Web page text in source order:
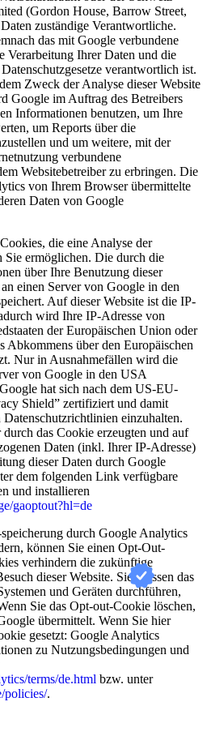
(Gordon House, Barrow Street,
zuständige Verantwortliche.
das mit Google verbundene
Verarbeitung Ihrer Daten und die
verantwortlich ist.
Zweck der Analyse dieser Website
Google im Auftrag des Betreibers
Informationen benutzen, um Ihre
um Reports über die
und um weitere, mit der
verbundene
Websitebetreiber zu erbringen. Die
von Ihrem Browser übermittelte
Daten von Google
die eine Analyse der
Sie ermöglichen. Die durch die
über Ihre Benutzung dieser
einen Server von Google in den
Auf dieser Website ist die IP-
wird Ihre IP-Adresse von
der Europäischen Union oder
Abkommens über den Europäischen
Nur in Ausnahmefällen wird die
von Google in den USA
hat sich nach dem US-EU-
Shield” zertifiziert und damit
einzuhalten.
das Cookie erzeugten und auf
Daten (inkl. Ihrer IP-Adresse)
dieser Daten durch Google
dem folgenden Link verfügbare
und installieren
gaoptout?hl=de
durch Google Analytics
können Sie einen Opt-Out-
verhindern die zukünftige
dieser Website. Sie müssen das
und Geräten durchführen,
Sie das Opt-out-Cookie löschen,
übermittelt. Wenn Sie hier
gesetzt: Google Analytics
zu Nutzungsbedingungen und
terms/de.html bzw. unter
policies/.